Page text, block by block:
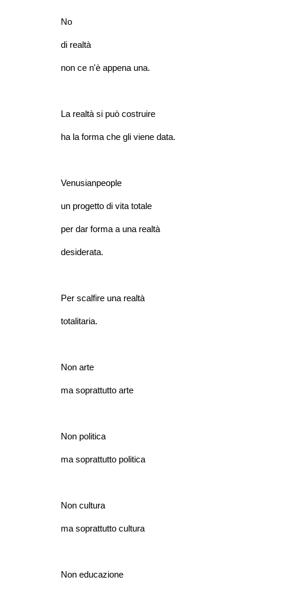
No
di realtà
non ce n'è appena una.
La realtà si può costruire
ha la forma che gli viene data.
Venusianpeople
un progetto di vita totale
per dar forma a una realtà
desiderata.
Per scalfire una realtà
totalitaria.
Non arte
ma soprattutto arte
Non politica
ma soprattutto politica
Non cultura
ma soprattutto cultura
Non educazione